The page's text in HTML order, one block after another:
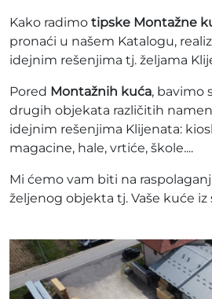
Kako radimo tipske Montažne
pronaći u našem Katalogu,
idejnim rešenjima tj. željama
Pored Montažnih kuća, bavimo
drugih objekata različitih
idejnim rešenjima Klijenata:
magacine, hale, vrtiće, škole....
Mi ćemo vam biti na
željenog objekta tj. Vaše kuće iz